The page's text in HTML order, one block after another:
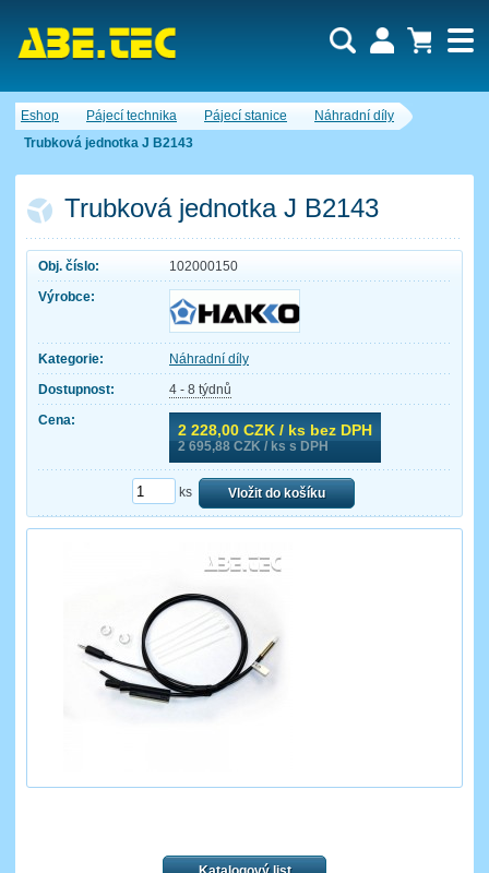
Eshop Pájecí technika Pájecí stanice
Náhradní díly
Trubková jednotka J B2143
Trubková jednotka J B2143
Obj. číslo:
102000150
Výrobce:
Kategorie:
Náhradní díly
Dostupnost:
4 - 8 týdnů
Cena:
2 228,00 CZK / ks bez DPH
2 695,88 CZK / ks s DPH
ks Vložit do košíku
Nákupní košík je momentálně prázdný.
Počet produktů:0
Cena celkem:
Uživatel:
Heslo:
Zapomenuté heslo Nová registrace